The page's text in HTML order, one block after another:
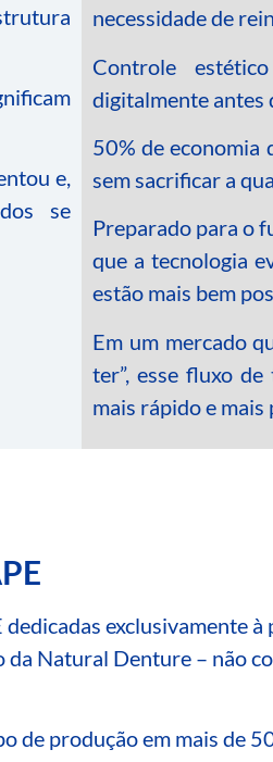
e,
se
necessidade de
Controle
digitalmente antes
50% de economia
sem sacrificar a
Preparado para o
que a tecnologia
estão mais bem
Em um mercado
ter”, esse fluxo
mais rápido e mais
exclusivamente
Natural Denture – não
de produção em mais de